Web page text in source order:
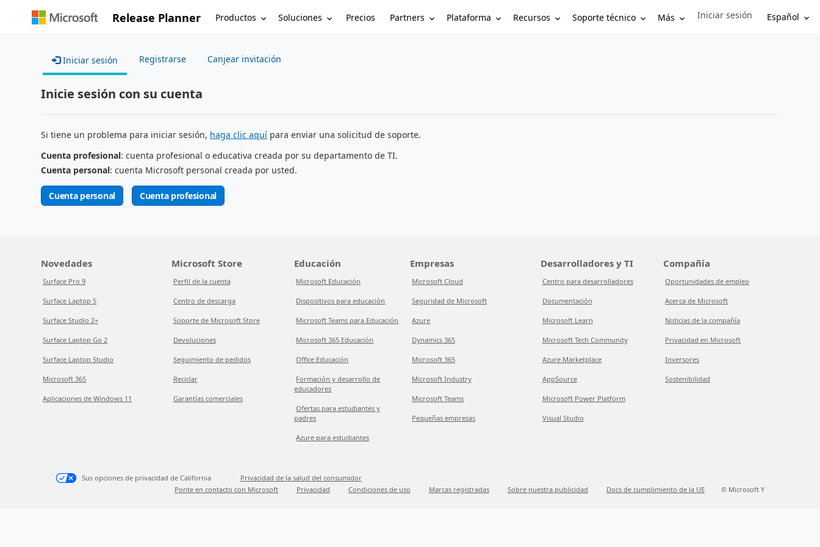
Release Planner Productos Soluciones Precios Partners Plataforma Recursos Soporte técnico Más Sign in to your account
Iniciar sesión Español
Iniciar sesión Registrarse Canjear invitación
Inicie sesión con su cuenta
Si tiene un problema para iniciar sesión, haga clic aquí para enviar una solicitud de soporte.
Cuenta profesional: cuenta profesional o educativa creada por su departamento de TI.
Cuenta personal: cuenta Microsoft personal creada por usted.
Cuenta personal Cuenta profesional
Novedades
Surface Pro 9
Surface Laptop 5
Surface Studio 2+
Surface Laptop Go 2
Surface Laptop Studio
Microsoft 365
Aplicaciones de Windows 11
Microsoft Store
Perfil de la cuenta
Centro de descarga
Soporte de Microsoft Store
Devoluciones
Seguimiento de pedidos
Reciclar
Garantías comerciales
Educación
Microsoft Educación
Dispositivos para educación
Microsoft Teams para Educación
Microsoft 365 Educación
Office Educación
Formación y desarrollo de
educadores
Ofertas para estudiantes y
padres
Azure para estudiantes
Empresas
Microsoft Cloud
Seguridad de Microsoft
Azure
Dynamics 365
Microsoft 365
Microsoft Industry
Microsoft Teams
Pequeñas empresas
Desarrolladores y TI
Centro para desarrolladores
Documentación
Microsoft Learn
Microsoft Tech Community
Azure Marketplace
AppSource
Microsoft Power Platform
Visual Studio
Compañía
Oportunidades de empleo
Acerca de Microsoft
Noticias de la compañía
Privacidad en Microsoft
Inversores
Sostenibilidad
Sus opciones de privacidad de California
Privacidad de la salud del consumidor
Ponte en contacto con Microsoft
Privacidad Condiciones de uso Marcas registradas Sobre nuestra publicidad Docs de cumplimiento de la UE © Microsoft Y